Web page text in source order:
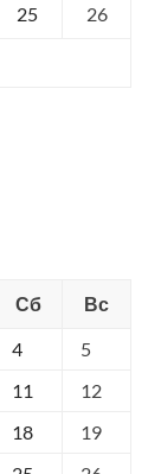
25 26
Сб
Вс
4
5
11
12
18
19